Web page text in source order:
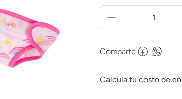
Comparte